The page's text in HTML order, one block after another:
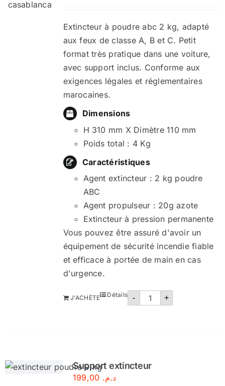
Extincteur à poudre abc 2 kg, adapté
aux feux de classe A, B et C. Petit
format très pratique dans une voiture,
avec support inclus. Conforme aux
exigences légales et réglementaires
marocaines.
Dimensions
H 310 mm X Dimètre 110 mm
Poids total : 4 Kg
Caractéristiques
Agent extincteur : 2 kg poudre
ABC
Agent propulseur : 20g azote
Extincteur à pression permanente
Vous pouvez être assuré d'avoir un
équipement de sécurité incendie fiable
et efficace à portée de main en cas
d'urgence.
- quantité
+
J'ACHÈTE Détails
Support extincteur
د.م.